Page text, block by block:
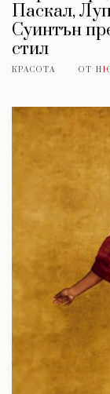
Паскал,
Суинтън
стил
КРАСОТА ОТ